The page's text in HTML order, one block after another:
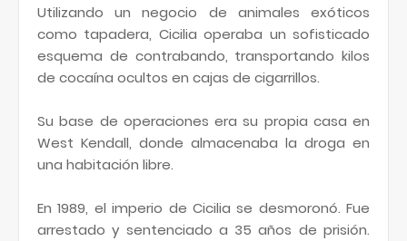
Utilizando un negocio de animales exóticos
como tapadera, Cicilia operaba un sofisticado
esquema de contrabando, transportando kilos
de cocaína ocultos en cajas de cigarrillos.
Su base de operaciones era su propia casa en
West Kendall, donde almacenaba la droga en
una habitación libre.
En 1989, el imperio de Cicilia se desmoronó. Fue
arrestado y sentenciado a 35 años de prisión.